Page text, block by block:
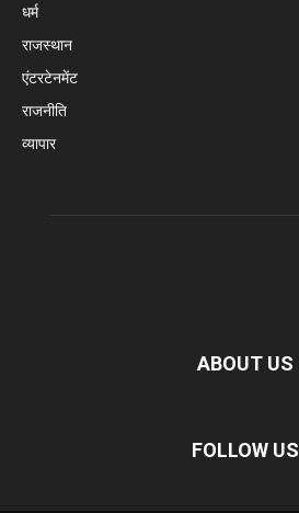
धर्म
राजस्थान
एंटरटेनमेंट
राजनीति
व्यापार
ABOUT US
FOLLOW US